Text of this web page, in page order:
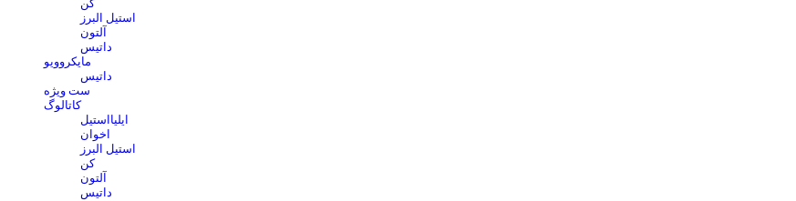
کن
استیل البرز
آلتون
داتیس
مایکروویو
داتیس
ست ویژه
کاتالوگ
ایلیااستیل
اخوان
استیل البرز
کن
آلتون
داتیس